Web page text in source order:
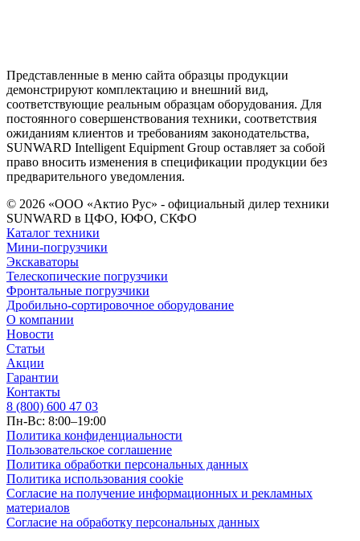
Представленные в меню сайта образцы продукции
демонстрируют комплектацию и внешний вид,
соответствующие реальным образцам оборудования. Для
постоянного совершенствования техники, соответствия
ожиданиям клиентов и требованиям законодательства,
SUNWARD Intelligent Equipment Group оставляет за собой
право вносить изменения в спецификации продукции без
предварительного уведомления.
© 2026 «ООО «Актио Рус» - официальный дилер техники
SUNWARD в ЦФО, ЮФО, СКФО
Каталог техники
Мини-погрузчики
Экскаваторы
Телескопические погрузчики
Фронтальные погрузчики
Дробильно-сортировочное оборудование
О компании
Новости
Статьи
Акции
Гарантии
Контакты
8 (800) 600 47 03
Пн-Вс: 8:00–19:00
Политика конфиденциальности
Пользовательское соглашение
Политика обработки персональных данных
Политика использования cookie
Согласие на получение информационных и рекламных
материалов
Согласие на обработку персональных данных